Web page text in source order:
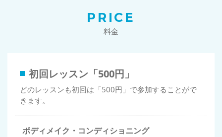
PRICE
料金
初回レッスン「500円」
どのレッスンも初回は「500円」で参加することがで
きます。
ボディメイク・コンディショニング